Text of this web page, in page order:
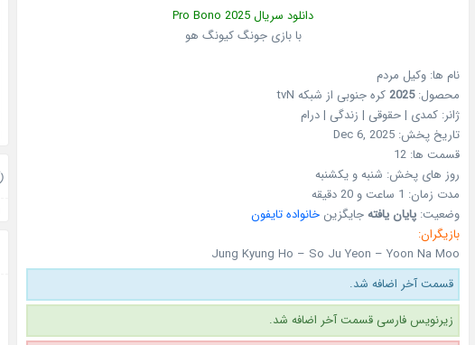
دانلود سریال Pro Bono 2025
با بازی جونگ کیونگ هو
نام ها: وکیل مردم
محصول:2025کره جنوبی از شبکه tvN
ژانر: کمدی | حقوقی | زندگی | درام
تاریخ پخش: Dec 6, 2025
قسمت ها: 12
روز های پخش: شنبه و یکشنبه
مدت زمان: 1 ساعت و 20 دقیقه
وضعیت: پایان یافتهجایگزین خانواده تایفون
بازیگران:
Jung Kyung Ho – So Ju Yeon – Yoon Na Moo
قسمت آخر اضافه شد.
زیرنویس فارسی قسمت آخر اضافه شد.